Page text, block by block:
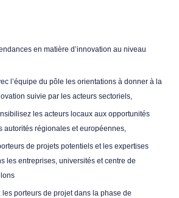
en matière d’innovation au niveau
l’équipe du pôle les orientations à donner à la
suivie par les acteurs sectoriels,
les acteurs locaux aux opportunités
autorités régionales et européennes,
de projets potentiels et les expertises
les entreprises, universités et centre de
porteurs de projet dans la phase de